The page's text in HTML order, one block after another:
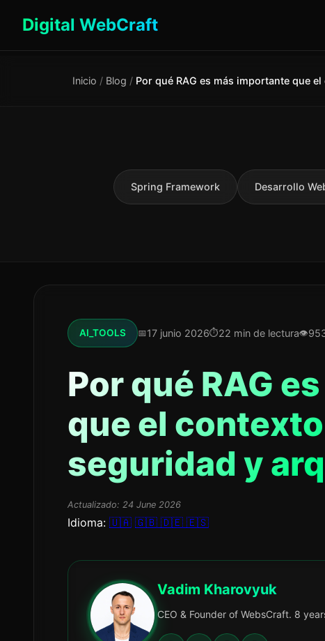
Digital WebCraft
Inicio / Blog /
Spring Framework Desarrollo
AI_TOOLS 17 junio 2026 22 min de lectura
Por qué RAG
que el
seguridad y
Actualizado: 24 June 2026
Idioma: 🇺🇦 🇬🇧 🇩🇪 🇪🇸
Vadim Kharovyuk
CEO & Founder of WebsCraft. 8